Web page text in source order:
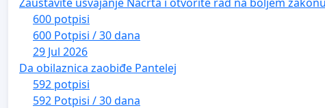
600 potpisi
600 Potpisi / 30 dana
29 Jul 2026
Da obilaznica zaobiđe Pantelej
592 potpisi
592 Potpisi / 30 dana